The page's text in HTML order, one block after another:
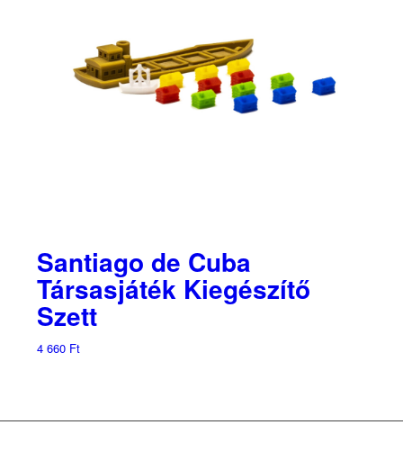
Santiago de Cuba
Társasjáték Kiegészítő
Szett
4 660 Ft